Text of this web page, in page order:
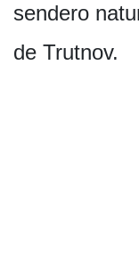
sendero
de Trutnov.